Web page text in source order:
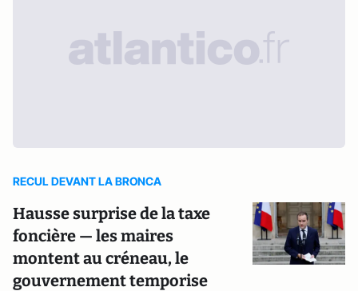
RECUL DEVANT LA BRONCA
Hausse surprise de la taxe
foncière — les maires
montent au créneau, le
gouvernement temporise